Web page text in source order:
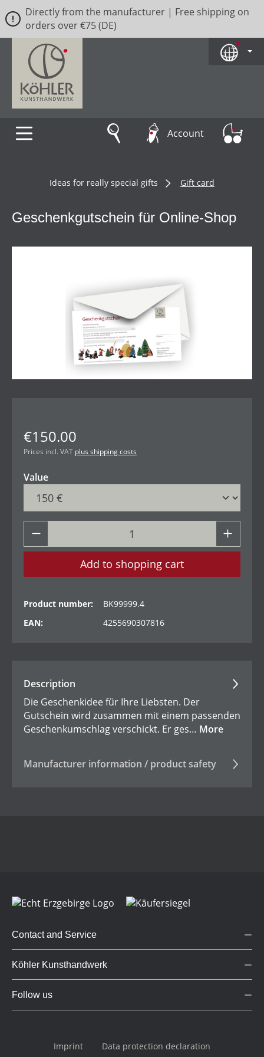
Skip to main content
Directly from the manufacturer | Free shipping on
orders over €75 (DE)
Account
Ideas for really special gifts Gift card
Geschenkgutschein für Online-Shop
€150.00
Prices incl. VAT plus shipping costs
Select
Value
Add to shopping cart
Product number:
BK99999.4
EAN:
4255690307816
Description
Die Geschenkidee für Ihre Liebsten. Der
Gutschein wird zusammen mit einem passenden
Geschenkumschlag verschickt. Er ges… More
Manufacturer information / product safety
Contact and Service
Köhler Kunsthandwerk
Follow us
Imprint Data protection declaration